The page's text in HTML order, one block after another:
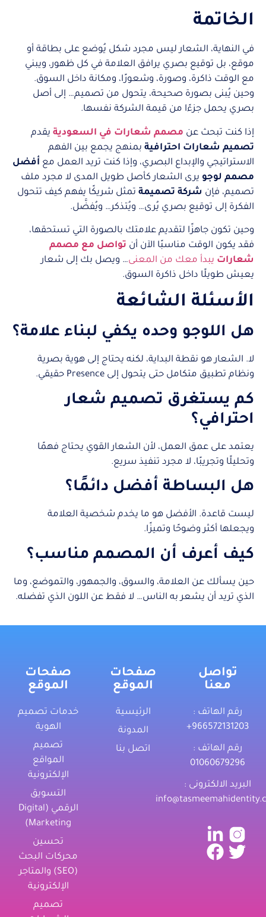
الخاتمة
في النهاية، الشعار ليس مجرد شكل يُوضع على بطاقة أو
موقع، بل توقيع بصري يرافق العلامة في كل ظهور، ويبني
مع الوقت ذاكرة، وصورة، وشعورًا، ومكانة داخل السوق.
وحين يُبنى بصورة صحيحة، يتحول من تصميم… إلى أصل
بصري يحمل جزءًا من قيمة الشركة نفسها.
إذا كنت تبحث عن مصمم شعارات في السعودية يقدم
تصميم شعارات احترافية بمنهج يجمع بين الفهم
الاستراتيجي والإبداع البصري، وإذا كنت تريد العمل مع أفضل
مصمم لوجو يرى الشعار كأصل طويل المدى لا مجرد ملف
تصميم، فإن شركة تصميمة تمثل شريكًا يفهم كيف تتحول
الفكرة إلى توقيع بصري يُرى… ويُتذكر… ويُفضَّل.
وحين تكون جاهزًا لتقديم علامتك بالصورة التي تستحقها،
فقد يكون الوقت مناسبًا الآن أن تواصل مع مصمم
شعارات يبدأ معك من المعنى… ويصل بك إلى شعار
يعيش طويلًا داخل ذاكرة السوق.
الأسئلة الشائعة
هل اللوجو وحده يكفي لبناء علامة؟
لا. الشعار هو نقطة البداية، لكنه يحتاج إلى هوية بصرية
ونظام تطبيق متكامل حتى يتحول إلى Presence حقيقي.
كم يستغرق تصميم شعار
احترافي؟
يعتمد على عمق العمل، لأن الشعار القوي يحتاج فهمًا
وتحليلًا وتجريبًا، لا مجرد تنفيذ سريع.
هل البساطة أفضل دائمًا؟
ليست قاعدة. الأفضل هو ما يخدم شخصية العلامة
ويجعلها أكثر وضوحًا وتميزًا.
كيف أعرف أن المصمم مناسب؟
حين يسألك عن العلامة، والسوق، والجمهور، والتموضع، وما
الذي تريد أن يشعر به الناس… لا فقط عن اللون الذي تفضله.
تواصل
معنا
رقم الهاتف :
‎+966572131203
رقم الهاتف :
01060679296
البريد الالكترونى :
صفحات
الموقع
الرئيسية
المدونة
اتصل بنا
صفحات
الموقع
خدمات تصميم
الهوية
تصميم
المواقع
الإلكترونية
التسويق
الرقمي (Digital
Marketing)
تحسين
محركات البحث
(SEO) والمتاجر
الإلكترونية
تصميم